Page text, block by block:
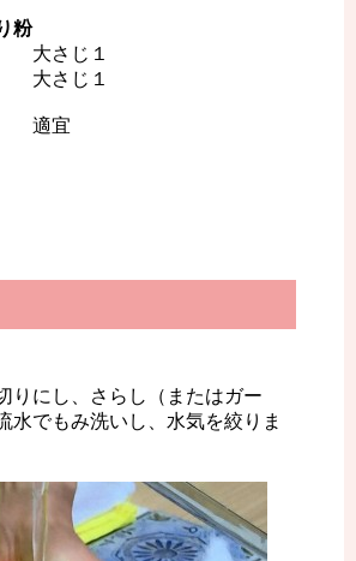
粉
大さじ１
じ１
宜
りにし、さらし（またはガー
水でもみ洗いし、水気を絞りま